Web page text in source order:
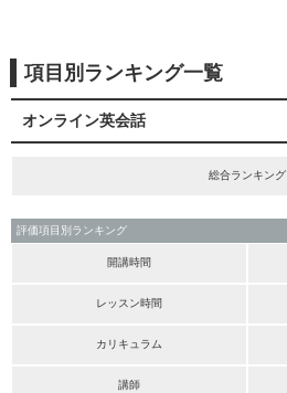
項目別ランキング一覧
オンライン英会話
総合ランキング
評価項目別ランキング
開講時間
レッスン時間
カリキュラム
講師